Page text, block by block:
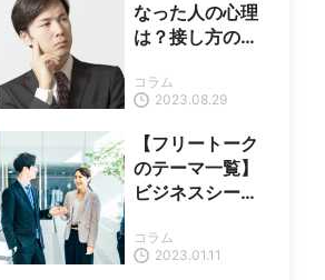
なった人の心理
は？接し方のコ
善方法
2023.08.29
コラム
【フリートーク
のテーマ一覧】
ビジネスシーン
るためのテクニ
ック2023.01.11
コラム